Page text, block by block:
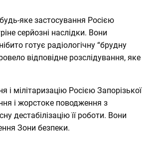
яке застосування Росією
серйозні наслідки. Вони
готує радіологічну “брудну
відповідне розслідування, яке
мілітаризацію Росією Запорізької
і жорстоке поводження з
дестабілізацію її роботи. Вони
Зони безпеки.